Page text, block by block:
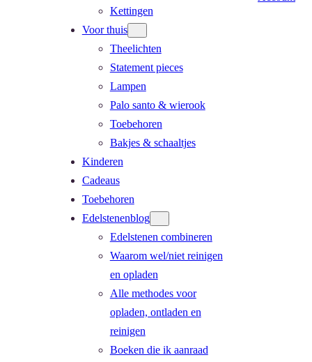
Kettingen
Voor thuis
Theelichten
Statement pieces
Lampen
Palo santo & wierook
Toebehoren
Bakjes & schaaltjes
Kinderen
Cadeaus
Toebehoren
Edelstenenblog
Edelstenen combineren
Waarom wel/niet reinigen
en opladen
Alle methodes voor
opladen, ontladen en
reinigen
Boeken die ik aanraad